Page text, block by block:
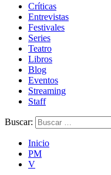
Críticas
Entrevistas
Festivales
Series
Teatro
Libros
Blog
Eventos
Streaming
Staff
Buscar:
Inicio
PM
V